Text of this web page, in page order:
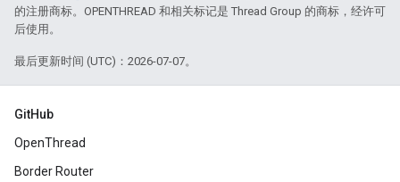
的注册商标。OPENTHREAD 和相关标记是 Thread Group 的商标，经许可
后使用。
最后更新时间 (UTC)：2026-07-07。
GitHub
OpenThread
Border Router